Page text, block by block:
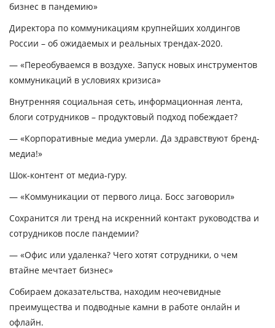
бизнес в пандемию»
Директора по коммуникациям крупнейших холдингов
России – об ожидаемых и реальных трендах-2020.
— «Переобуваемся в воздухе. Запуск новых инструментов
коммуникаций в условиях кризиса»
Внутренняя социальная сеть, информационная лента,
блоги сотрудников – продуктовый подход побеждает?
— «Корпоративные медиа умерли. Да здравствуют бренд-
медиа!»
Шок-контент от медиа-гуру.
— «Коммуникации от первого лица. Босс заговорил»
Сохранится ли тренд на искренний контакт руководства и
сотрудников после пандемии?
— «Офис или удаленка? Чего хотят сотрудники, о чем
втайне мечтает бизнес»
Собираем доказательства, находим неочевидные
преимущества и подводные камни в работе онлайн и
офлайн.